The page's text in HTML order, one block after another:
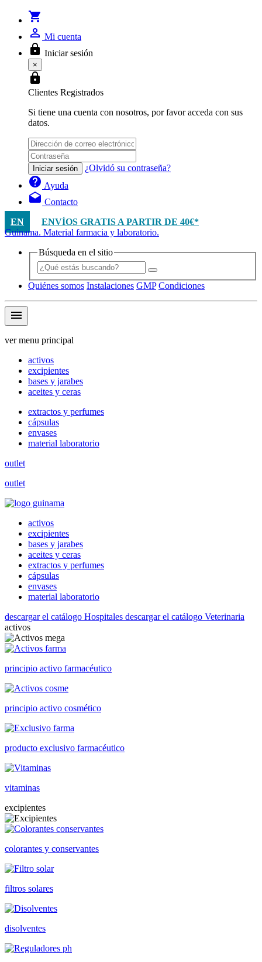
shopping_cart
person_outline Mi cuenta
lock Iniciar sesión
×
lock
Clientes Registrados
Si tiene una cuenta con nosotros, por favor acceda con sus
datos.
Iniciar sesión ¿Olvidó su contraseña?
help Ayuda
drafts Contacto
EN
ENVÍOS GRATIS A PARTIR DE 40€*
Guinama. Material farmacia y laboratorio.
Búsqueda en el sitio
Quiénes somos Instalaciones GMP Condiciones
menu
ver menu principal
activos
excipientes
bases y jarabes
aceites y ceras
extractos y perfumes
cápsulas
envases
material laboratorio
outlet
outlet
activos
excipientes
bases y jarabes
aceites y ceras
extractos y perfumes
cápsulas
envases
material laboratorio
descargar el catálogo Hospitales descargar el catálogo Veterinaria
activos
principio activo farmacéutico
principio activo cosmético
producto exclusivo farmacéutico
vitaminas
excipientes
colorantes y conservantes
filtros solares
disolventes